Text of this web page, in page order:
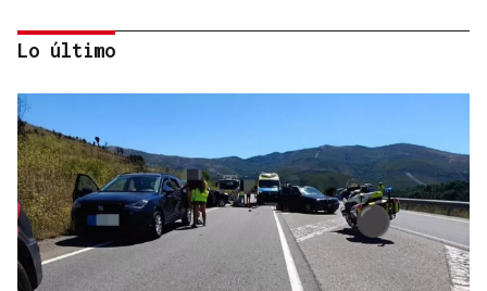
06
AGO
Lo último